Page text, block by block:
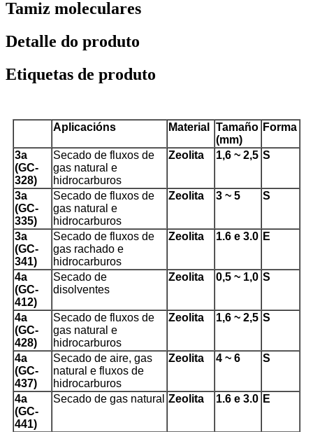
Tamiz moleculares
Detalle do produto
Etiquetas de produto
Aplicacións Material
Tamaño
(mm)
Forma
3a
(GC-
328)
Secado de fluxos de
gas natural e
hidrocarburos
Zeolita 1,6 ~ 2,5 S
3a
(GC-
335)
Secado de fluxos de
gas natural e
hidrocarburos
Zeolita 3 ~ 5 S
3a
(GC-
341)
Secado de fluxos de
gas rachado e
hidrocarburos
Zeolita 1.6 e 3.0 E
4a
(GC-
412)
Secado de
disolventes
Zeolita 0,5 ~ 1,0 S
4a
(GC-
428)
Secado de fluxos de
gas natural e
hidrocarburos
Zeolita 1,6 ~ 2,5 S
4a
(GC-
437)
Secado de aire, gas
natural e fluxos de
hidrocarburos
Zeolita 4 ~ 6 S
4a
(GC-
441)
Secado de gas natural Zeolita 1.6 e 3.0 E